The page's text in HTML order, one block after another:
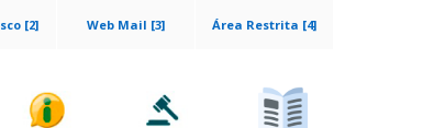
Área Restrita [4]
Web Mail [3]
[2]